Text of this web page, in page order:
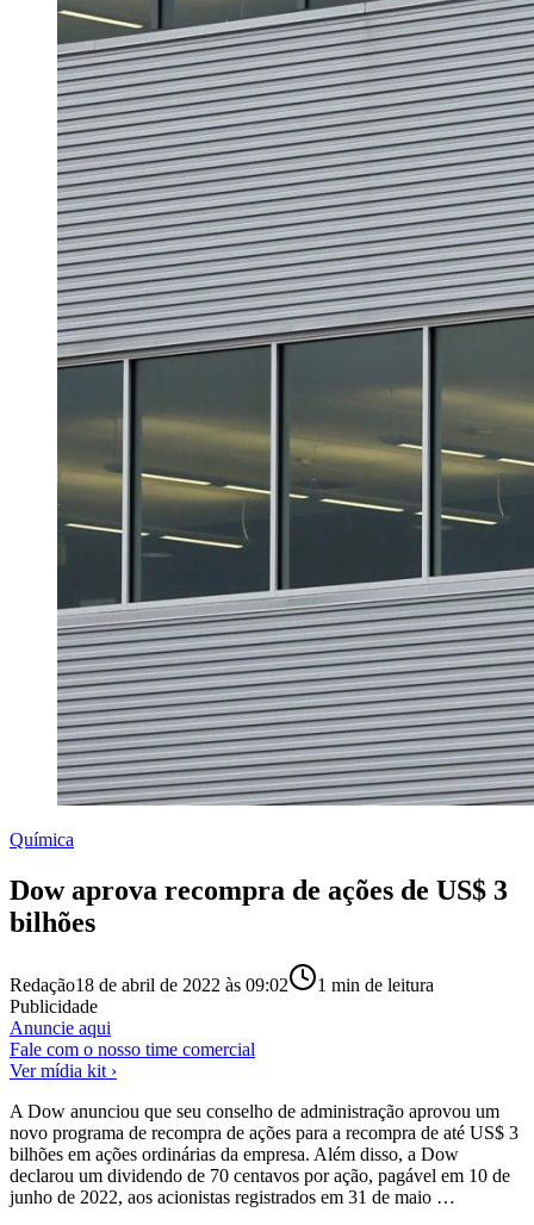
Química
Dow aprova recompra de ações de US$ 3
bilhões
Redação18 de abril de 2022 às 09:02 1 min de leitura
Publicidade
Anuncie aqui
Fale com o nosso time comercial
Ver mídia kit ›
A Dow anunciou que seu conselho de administração aprovou um
novo programa de recompra de ações para a recompra de até US$ 3
bilhões em ações ordinárias da empresa. Além disso, a Dow
declarou um dividendo de 70 centavos por ação, pagável em 10 de
junho de 2022, aos acionistas registrados em 31 de maio …